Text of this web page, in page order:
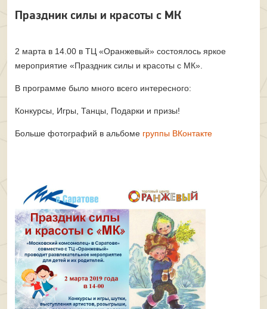
Праздник силы и красоты с МК
2 марта в 14.00 в ТЦ «Оранжевый» состоялось яркое
мероприятие «Праздник силы и красоты с МК».
В программе было много всего интересного:
Конкурсы, Игры, Танцы, Подарки и призы!
Больше фотографий в альбоме группы ВКонтакте